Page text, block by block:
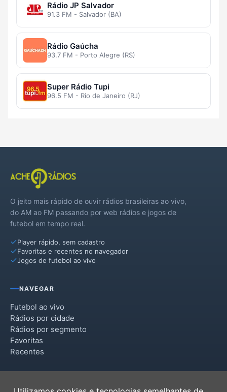
Rádio JP Salvador
91.3 FM - Salvador (BA)
Rádio Gaúcha
93.7 FM - Porto Alegre (RS)
Super Rádio Tupi
96.5 FM - Rio de Janeiro (RJ)
O jeito mais rápido de ouvir rádios brasileiras ao vivo,
do AM ao FM passando por web rádios e jogos de
futebol em tempo real.
Player rápido, sem cadastro
Favoritas e recentes no navegador
Jogos de futebol ao vivo
NAVEGAR
Futebol ao vivo
Rádios por cidade
Rádios por segmento
Favoritas
Recentes